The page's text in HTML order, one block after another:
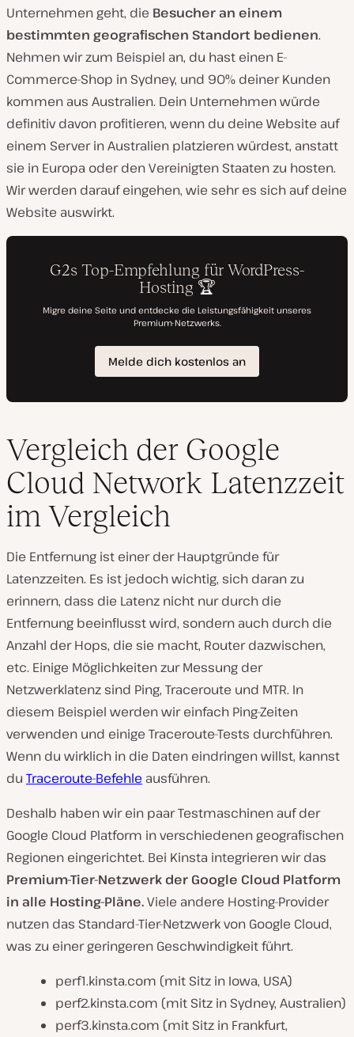
Unternehmen geht, die Besucher an einem
bestimmten geografischen Standort bedienen.
Nehmen wir zum Beispiel an, du hast einen E-
Commerce-Shop in Sydney, und 90% deiner Kunden
kommen aus Australien. Dein Unternehmen würde
definitiv davon profitieren, wenn du deine Website auf
einem Server in Australien platzieren würdest, anstatt
sie in Europa oder den Vereinigten Staaten zu hosten.
Wir werden darauf eingehen, wie sehr es sich auf deine
Website auswirkt.
Vergleich der Google
Cloud Network Latenzzeit
im Vergleich
Die Entfernung ist einer der Hauptgründe für
Latenzzeiten. Es ist jedoch wichtig, sich daran zu
erinnern, dass die Latenz nicht nur durch die
Entfernung beeinflusst wird, sondern auch durch die
Anzahl der Hops, die sie macht, Router dazwischen,
etc. Einige Möglichkeiten zur Messung der
Netzwerklatenz sind Ping, Traceroute und MTR. In
diesem Beispiel werden wir einfach Ping-Zeiten
verwenden und einige Traceroute-Tests durchführen.
Wenn du wirklich in die Daten eindringen willst, kannst
du Traceroute-Befehle ausführen.
Deshalb haben wir ein paar Testmaschinen auf der
Google Cloud Platform in verschiedenen geografischen
Regionen eingerichtet. Bei Kinsta integrieren wir das
Premium-Tier-Netzwerk der Google Cloud Platform
in alle Hosting-Pläne.Viele andere Hosting-Provider
nutzen das Standard-Tier-Netzwerk von Google Cloud,
was zu einer geringeren Geschwindigkeit führt.
perf1.kinsta.com (mit Sitz in Iowa, USA)
perf2.kinsta.com (mit Sitz in Sydney, Australien)
perf3.kinsta.com (mit Sitz in Frankfurt,